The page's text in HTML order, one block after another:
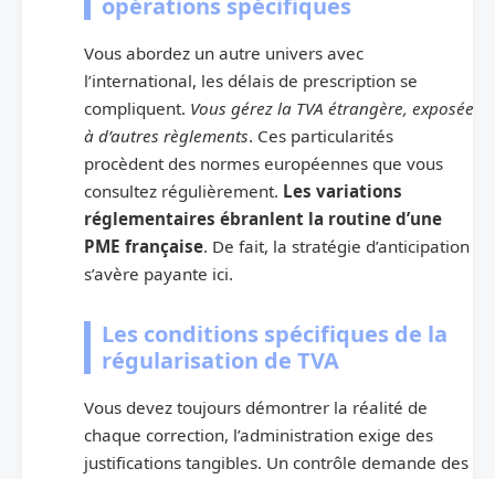
opérations spécifiques
Vous abordez un autre univers avec
l’international, les délais de prescription se
compliquent. Vous gérez la TVA étrangère, exposée
à d’autres règlements. Ces particularités
procèdent des normes européennes que vous
consultez régulièrement. Les variations
réglementaires ébranlent la routine d’une
PME française. De fait, la stratégie d’anticipation
s’avère payante ici.
Les conditions spécifiques de la
régularisation de TVA
Vous devez toujours démontrer la réalité de
chaque correction, l’administration exige des
justifications tangibles. Un contrôle demande des